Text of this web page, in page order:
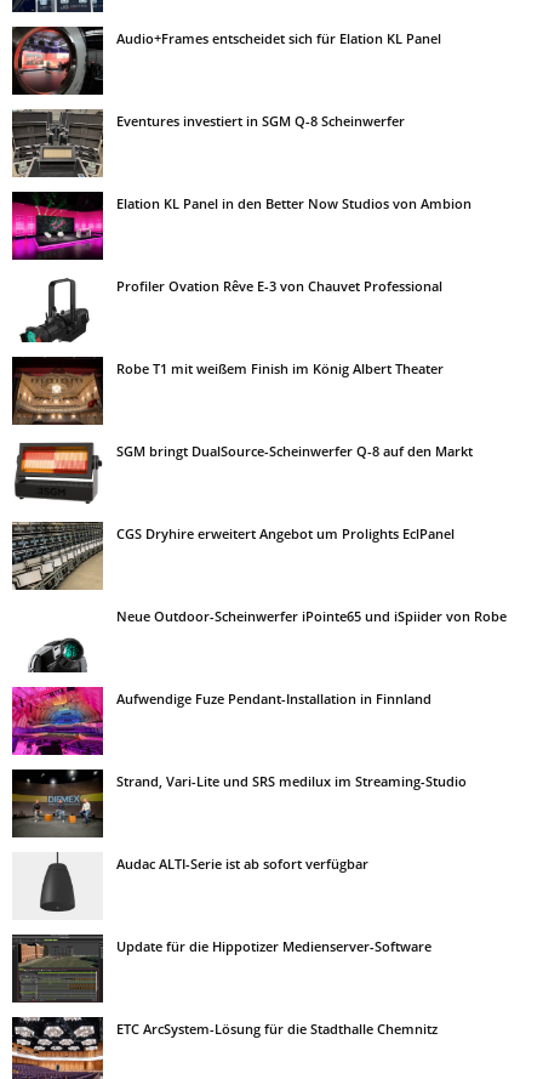
Audio+Frames entscheidet sich für Elation KL Panel
Eventures investiert in SGM Q-8 Scheinwerfer
Elation KL Panel in den Better Now Studios von Ambion
Profiler Ovation Rêve E-3 von Chauvet Professional
Robe T1 mit weißem Finish im König Albert Theater
SGM bringt DualSource-Scheinwerfer Q-8 auf den Markt
CGS Dryhire erweitert Angebot um Prolights EclPanel
Neue Outdoor-Scheinwerfer iPointe65 und iSpiider von Robe
Aufwendige Fuze Pendant-Installation in Finnland
Strand, Vari-Lite und SRS medilux im Streaming-Studio
Audac ALTI-Serie ist ab sofort verfügbar
Update für die Hippotizer Medienserver-Software
ETC ArcSystem-Lösung für die Stadthalle Chemnitz